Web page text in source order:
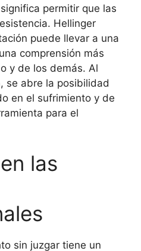
permitir que las
Hellinger
puede llevar a una
comprensión más
y de los demás. Al
se abre la posibilidad
en el sufrimiento y de
para el
las
sin juzgar tiene un